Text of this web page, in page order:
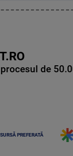
de
PREFERATĂ